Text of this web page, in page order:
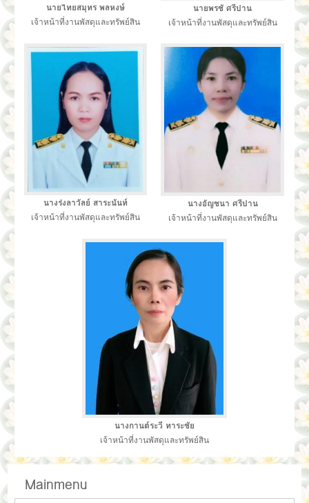
นายไทยสมุทร พลหงษ์
เจ้าหน้าที่งานพัสดุและทรัพย์สิน
นายพรชั ศรีปาน
เจ้าหน้าที่งานพัสดุและทรัพย์สิน
นางร่งลาวัลย์ สาระนันท์
เจ้าหน้าที่งานพัสดุและทรัพย์สิน
นางอัญชนา ศรีปาน
เจ้าหน้าที่งานพัสดุและทรัพย์สิน
นางกานต์ระวี ทาระชัย
เจ้าหน้าที่งานพัสดุและทรัพย์สิน
Mainmenu